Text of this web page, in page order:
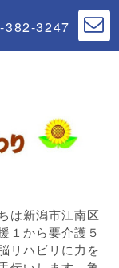
382-3247
は新潟市江南区
１から要介護５
リハビリに力を